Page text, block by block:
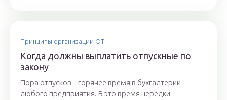
Принципы организации ОТ
Когда должны выплатить отпускные по
закону
Пора отпусков – горячее время в бухгалтерии
любого предприятия. В это время нередки